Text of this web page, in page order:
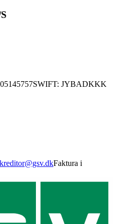
SWIFT: JYBADKKK
kreditor@gsv.dkFaktura i